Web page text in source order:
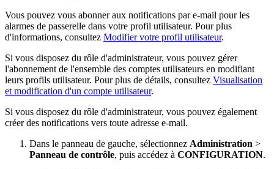
Vous pouvez vous abonner aux notifications par e-mail pour les
alarmes de passerelle dans votre profil utilisateur. Pour plus
d'informations, consultez Modifier votre profil utilisateur.
Si vous disposez du rôle d'administrateur, vous pouvez gérer
l'abonnement de l'ensemble des comptes utilisateurs en modifiant
leurs profils utilisateur. Pour plus de détails, consultez Visualisation
et modification d'un compte utilisateur.
Si vous disposez du rôle d'administrateur, vous pouvez également
créer des notifications vers toute adresse e-mail.
Dans le panneau de gauche, sélectionnez Administration >
Panneau de contrôle, puis accédez à CONFIGURATION.